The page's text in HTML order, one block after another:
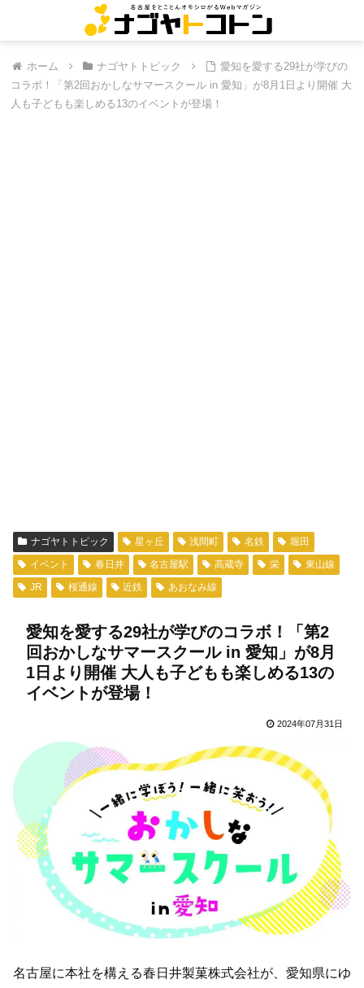
ホーム ナゴヤトトピック
愛知を愛する29社が学びの
コラボ！「第2回おかしなサマースクール in 愛知」が8月1日より開催 大
人も子どもも楽しめる13のイベントが登場！
ナゴヤトトピック 星ヶ丘 浅間町 名鉄
堀田
イベント
春日井 名古屋駅 高蔵寺 栄
東山線
JR
桜通線 近鉄 あおなみ線
愛知を愛する29社が学びのコラボ！「第2
回おかしなサマースクール in 愛知」が8月
1日より開催 大人も子どもも楽しめる13の
イベントが登場！
2024年07月31日
名古屋に本社を構える春日井製菓株式会社が、愛知県にゆ